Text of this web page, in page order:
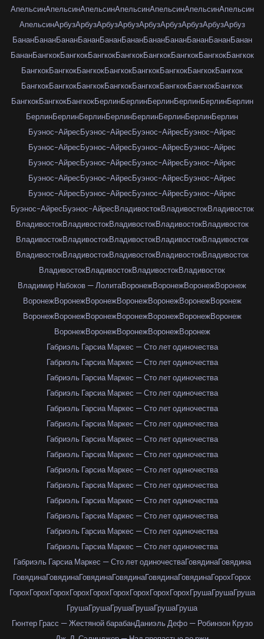
АпельсинАпельсинАпельсинАпельсинАпельсинАпельсинАпельсин
АпельсинАрбузАрбузАрбузАрбузАрбузАрбузАрбузАрбузАрбуз
БананБананБананБананБананБананБананБананБананБананБанан
БананБангкокБангкокБангкокБангкокБангкокБангкокБангкокБангкок
БангкокБангкокБангкокБангкокБангкокБангкокБангкокБангкок
БангкокБангкокБангкокБангкокБангкокБангкокБангкокБангкок
БангкокБангкокБангкокБерлинБерлинБерлинБерлинБерлинБерлин
БерлинБерлинБерлинБерлинБерлинБерлинБерлинБерлин
Буэнос-АйресБуэнос-АйресБуэнос-АйресБуэнос-Айрес
Буэнос-АйресБуэнос-АйресБуэнос-АйресБуэнос-Айрес
Буэнос-АйресБуэнос-АйресБуэнос-АйресБуэнос-Айрес
Буэнос-АйресБуэнос-АйресБуэнос-АйресБуэнос-Айрес
Буэнос-АйресБуэнос-АйресБуэнос-АйресБуэнос-Айрес
Буэнос-АйресБуэнос-АйресВладивостокВладивостокВладивосток
ВладивостокВладивостокВладивостокВладивостокВладивосток
ВладивостокВладивостокВладивостокВладивостокВладивосток
ВладивостокВладивостокВладивостокВладивостокВладивосток
ВладивостокВладивостокВладивостокВладивосток
Владимир Набоков — ЛолитаВоронежВоронежВоронежВоронеж
ВоронежВоронежВоронежВоронежВоронежВоронежВоронеж
ВоронежВоронежВоронежВоронежВоронежВоронежВоронеж
ВоронежВоронежВоронежВоронежВоронеж
Габриэль Гарсиа Маркес — Сто лет одиночества
Габриэль Гарсиа Маркес — Сто лет одиночества
Габриэль Гарсиа Маркес — Сто лет одиночества
Габриэль Гарсиа Маркес — Сто лет одиночества
Габриэль Гарсиа Маркес — Сто лет одиночества
Габриэль Гарсиа Маркес — Сто лет одиночества
Габриэль Гарсиа Маркес — Сто лет одиночества
Габриэль Гарсиа Маркес — Сто лет одиночества
Габриэль Гарсиа Маркес — Сто лет одиночества
Габриэль Гарсиа Маркес — Сто лет одиночества
Габриэль Гарсиа Маркес — Сто лет одиночества
Габриэль Гарсиа Маркес — Сто лет одиночества
Габриэль Гарсиа Маркес — Сто лет одиночества
Габриэль Гарсиа Маркес — Сто лет одиночества
Габриэль Гарсиа Маркес — Сто лет одиночестваГовядинаГовядина
ГовядинаГовядинаГовядинаГовядинаГовядинаГовядинаГорохГорох
ГорохГорохГорохГорохГорохГорохГорохГорохГорохГрушаГрушаГруша
ГрушаГрушаГрушаГрушаГрушаГруша
Гюнтер Грасс — Жестяной барабанДаниэль Дефо — Робинзон Крузо